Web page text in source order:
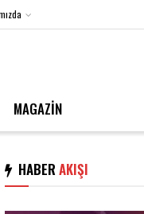
MAGAZİN
HABER AKIŞI